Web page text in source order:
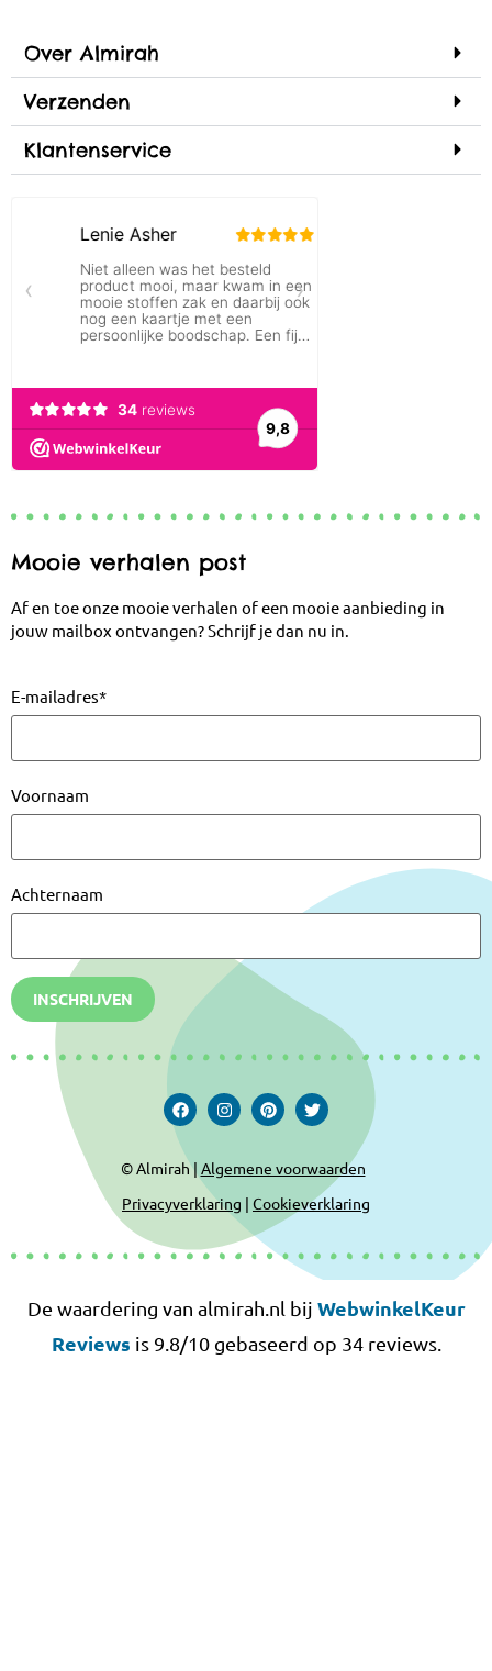
Over Almirah
Verzenden
Klantenservice
Mooie verhalen post
Af en toe onze mooie verhalen of een mooie aanbieding in
jouw mailbox ontvangen? Schrijf je dan nu in.
E-mailadres*
Voornaam
Achternaam
INSCHRIJVEN
© Almirah | Algemene voorwaarden
Privacyverklaring | Cookieverklaring
De waardering van almirah.nl bij WebwinkelKeur
Reviews is 9.8/10 gebaseerd op 34 reviews.